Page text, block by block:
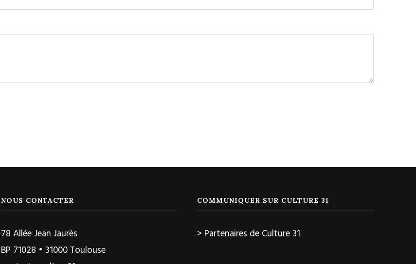
NOUS CONTACTER
78 Allée Jean Jaurès
BP 71028 • 31000 Toulouse
COMMUNIQUER SUR CULTURE 31
> Partenaires de Culture 31